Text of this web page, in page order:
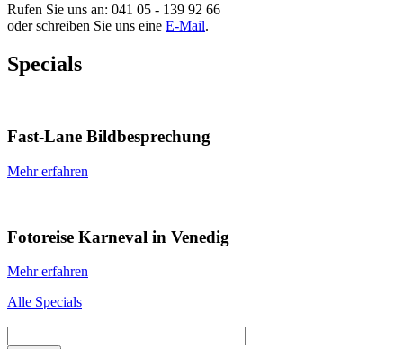
Rufen Sie uns an: 041 05 - 139 92 66
oder schreiben Sie uns eine E-Mail.
Specials
Fast-Lane Bildbesprechung
Mehr erfahren
Fotoreise Karneval in Venedig
Mehr erfahren
Alle Specials